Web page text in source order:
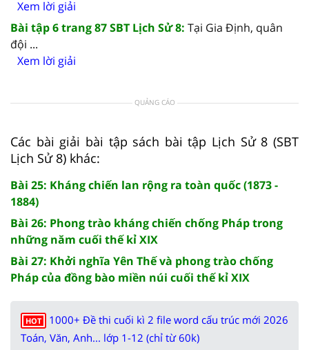
Xem lời giải
Bài tập 6 trang 87 SBT Lịch Sử 8: Tại Gia Định, quân
đội ...
Xem lời giải
QUẢNG CÁO
Các bài giải bài tập sách bài tập Lịch Sử 8 (SBT
Lịch Sử 8) khác:
Bài 25: Kháng chiến lan rộng ra toàn quốc (1873 -
1884)
Bài 26: Phong trào kháng chiến chống Pháp trong
những năm cuối thế kỉ XIX
Bài 27: Khởi nghĩa Yên Thế và phong trào chống
Pháp của đồng bào miền núi cuối thế kỉ XIX
HOT
1000+ Đề thi cuối kì 2 file word cấu trúc mới 2026
Toán, Văn, Anh... lớp 1-12 (chỉ từ 60k)